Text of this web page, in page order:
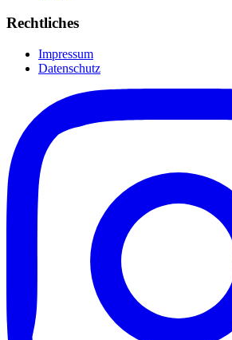
Rechtliches
Impressum
Datenschutz